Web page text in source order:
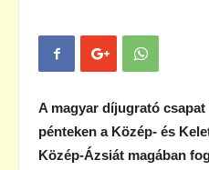
A magyar díjugrató
pénteken a Közép- és
Közép-Ázsiát magában